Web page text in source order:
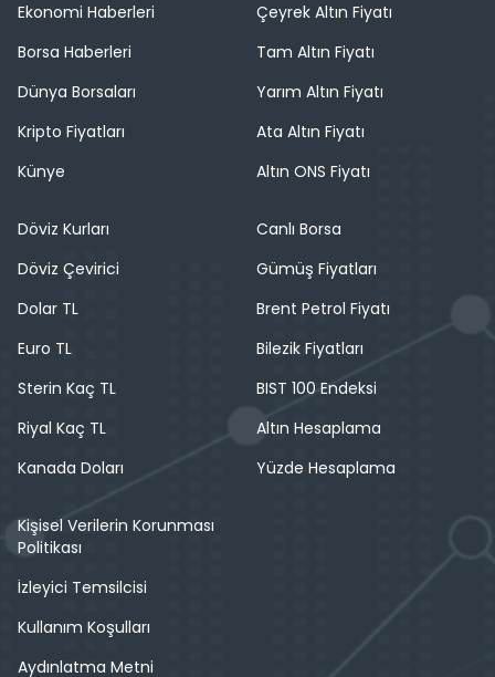
Ekonomi Haberleri
Borsa Haberleri
Dünya Borsaları
Kripto Fiyatları
Künye
Çeyrek Altın Fiyatı
Tam Altın Fiyatı
Yarım Altın Fiyatı
Ata Altın Fiyatı
Altın ONS Fiyatı
Döviz Kurları
Döviz Çevirici
Dolar TL
Euro TL
Sterin Kaç TL
Riyal Kaç TL
Kanada Doları
Canlı Borsa
Gümüş Fiyatları
Brent Petrol Fiyatı
Bilezik Fiyatları
BIST 100 Endeksi
Altın Hesaplama
Yüzde Hesaplama
Kişisel Verilerin Korunması
Politikası
İzleyici Temsilcisi
Kullanım Koşulları
Aydınlatma Metni